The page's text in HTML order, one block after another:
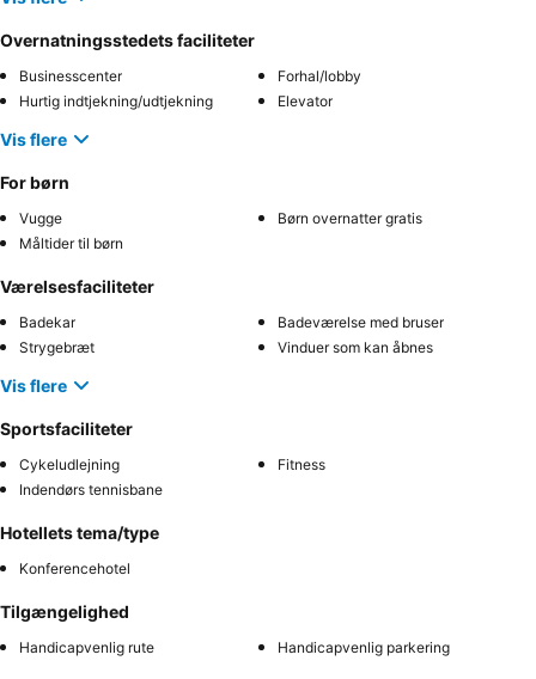
Overnatningsstedets faciliteter
Businesscenter
Forhal/lobby
Hurtig indtjekning/udtjekning
Elevator
Vis flere
For børn
Vugge
Børn overnatter gratis
Måltider til børn
Værelsesfaciliteter
Badekar
Badeværelse med bruser
Strygebræt
Vinduer som kan åbnes
Vis flere
Sportsfaciliteter
Cykeludlejning
Fitness
Indendørs tennisbane
Hotellets tema/type
Konferencehotel
Tilgængelighed
Handicapvenlig rute Handicapvenlig parkering